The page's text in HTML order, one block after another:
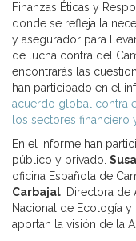
Finanzas Éticas y
donde se refleja la
y asegurador para
de lucha contra del
encontrarás las
han participado en el
acuerdo global contra
los sectores financiero
En el informe han
público y privado.
oficina Española de
Carbajal , Directora
Nacional de Ecología
aportan la visión de la